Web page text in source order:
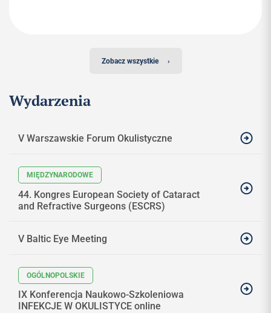
Zobacz wszystkie ›
Wydarzenia
V Warszawskie Forum Okulistyczne
44. Kongres European Society of Cataract
and Refractive Surgeons (ESCRS)
V Baltic Eye Meeting
IX Konferencja Naukowo-Szkoleniowa
INFEKCJE W OKULISTYCE online